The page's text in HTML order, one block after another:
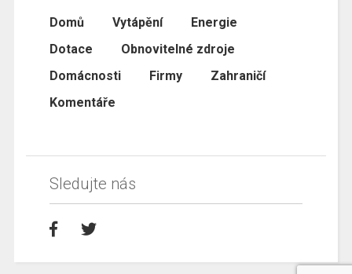
Domů Vytápění
Energie
Dotace
Obnovitelné zdroje
Domácnosti
Firmy
Zahraničí
Komentáře
Sledujte nás